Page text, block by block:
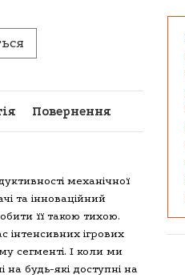
Повернення
механічної
та інноваційний
її такою тихою.
інтенсивних ігрових
сегменті. І коли ми
будь-які доступні на